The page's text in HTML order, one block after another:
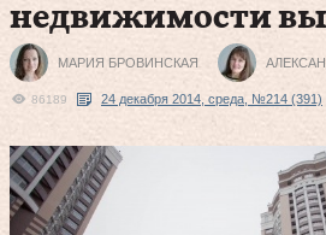
недвижимости
МАРИЯ БРОВИНСКАЯ
86189 24 декабря 2014, среда, №214 (391)